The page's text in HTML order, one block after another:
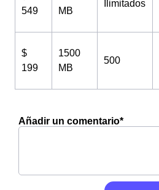
549
MB
Ilimitados
$
199
1500
MB
500
Añadir un comentario*